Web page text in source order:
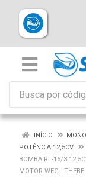
INÍCIO
POTÊNCIA 12,5CV
BOMBA RL-16/3
MOTOR WEG - THEBE